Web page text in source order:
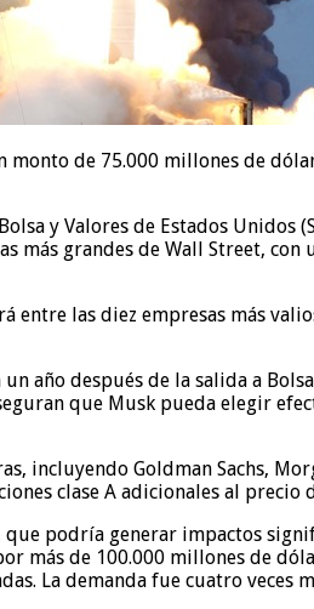
monto de 75.000 millones de
y Valores de Estados Unidos
más grandes de Wall Street,
entre las diez empresas más
año después de la salida a
que Musk pueda elegir
incluyendo Goldman Sachs,
clase A adicionales al
podría generar impactos
más de 100.000 millones de
La demanda fue cuatro veces